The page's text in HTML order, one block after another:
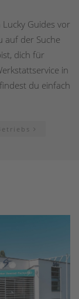
Guides vor
auf der Suche
dich für
in
du einfach